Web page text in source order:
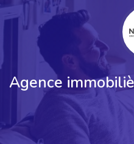
Agence